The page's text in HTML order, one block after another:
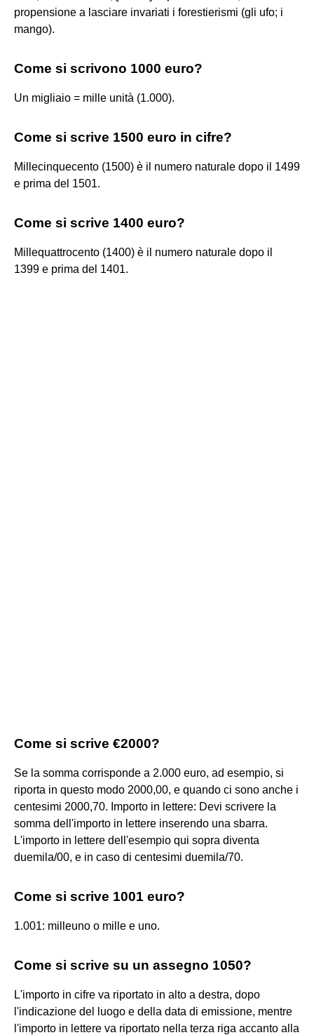
propensione a lasciare invariati i forestierismi (gli ufo; i
mango).
Come si scrivono 1000 euro?
Un migliaio = mille unità (1.000).
Come si scrive 1500 euro in cifre?
Millecinquecento (1500) è il numero naturale dopo il 1499
e prima del 1501.
Come si scrive 1400 euro?
Millequattrocento (1400) è il numero naturale dopo il
1399 e prima del 1401.
Come si scrive €2000?
Se la somma corrisponde a 2.000 euro, ad esempio, si
riporta in questo modo 2000,00, e quando ci sono anche i
centesimi 2000,70. Importo in lettere: Devi scrivere la
somma dell'importo in lettere inserendo una sbarra.
L'importo in lettere dell'esempio qui sopra diventa
duemila/00, e in caso di centesimi duemila/70.
Come si scrive 1001 euro?
1.001: milleuno o mille e uno.
Come si scrive su un assegno 1050?
L'importo in cifre va riportato in alto a destra, dopo
l'indicazione del luogo e della data di emissione, mentre
l'importo in lettere va riportato nella terza riga accanto alla